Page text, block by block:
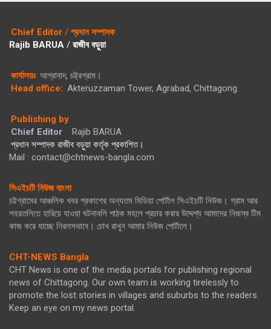
Chief Editor / প্রধান সম্পাদক
Rajib BARUA / রাজীব বড়ুয়া
কার্যালয়ঃ আগ্রাবাদ, চট্ট্রগ্রাম।
Head office: Akteruzzaman Tower, Agrabad, Chittagong.
Publishing by
Chief Editor
Rajib BARUA
প্রধান সম্পাদক রাজীব বড়ুয়া কর্তৃক প্রকাশিত।
Mail : contact@chtnews-bangla.com
সিএইচটি নিউজ বাংলা
চট্টগ্রামের আঞ্চলিক খবর প্রকাশের অন্যতম মিডিয়া পোর্টাল সিএইচটি নিউজ। গ্রাম আর
শহরতলিতে হারিয়ে যাওয়া ঘটনাবলি পাঠক মহলে প্রচার করার উদ্দেশ্য আমাদের নিজস্ব টিম
কাজ করে যাচ্ছে নিরলসভাবে। চোখ রাখুন আমার নিউজ পোর্টালে।
CHT-NEWS Bangla
CHT News is one of the media portals for publishing regional
news of Chittagong. Our own team is working tirelessly to
promote the lost stories in villages and suburbs to the readers.
Keep an eye on my news portal.